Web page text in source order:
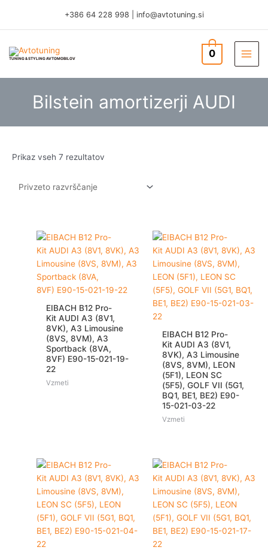
content
+386 64 228 998 info@avtotuning.si
TUNING & STYLING AVTOMOBILOV 0
Bilstein amortizerji AUDI
Prikaz vseh 7 rezultatov
EIBACH B12 Pro-
Kit AUDI A3 (8V1,
8VK), A3 Limousine
(8VS, 8VM), A3
Sportback (8VA,
8VF) E90-15-021-19-
22
Vzmeti
EIBACH B12 Pro-
Kit AUDI A3 (8V1,
8VK), A3 Limousine
(8VS, 8VM), LEON
(5F1), LEON SC
(5F5), GOLF VII (5G1,
BQ1, BE1, BE2) E90-
15-021-03-22
Vzmeti